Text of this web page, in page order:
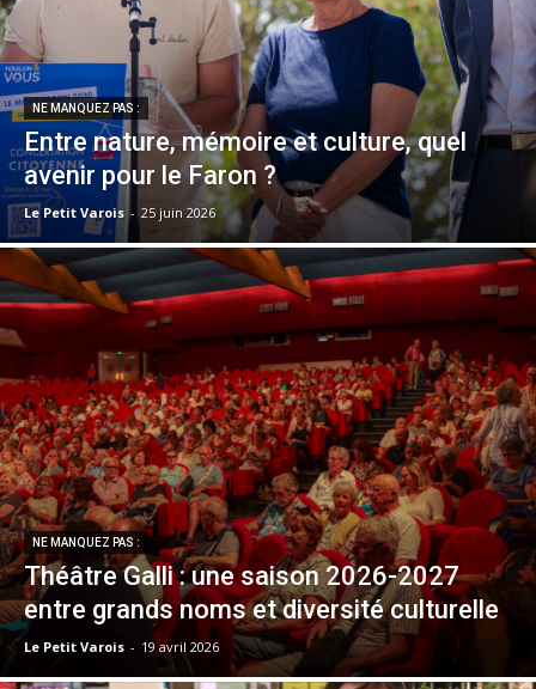
NE MANQUEZ PAS :
Entre nature, mémoire et culture, quel
avenir pour le Faron ?
Le Petit Varois - 25 juin 2026
NE MANQUEZ PAS :
Théâtre Galli : une saison 2026-2027
entre grands noms et diversité culturelle
Le Petit Varois - 19 avril 2026